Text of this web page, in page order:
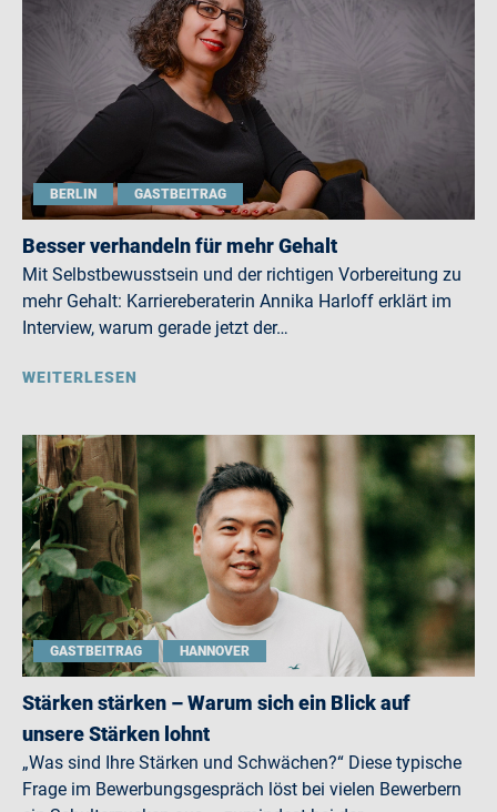
BERLIN GASTBEITRAG
Besser verhandeln für mehr Gehalt
Mit Selbstbewusstsein und der richtigen Vorbereitung zu
mehr Gehalt: Karriereberaterin Annika Harloff erklärt im
Interview, warum gerade jetzt der…
WEITERLESEN
GASTBEITRAG HANNOVER
Stärken stärken – Warum sich ein Blick auf
unsere Stärken lohnt
„Was sind Ihre Stärken und Schwächen?“ Diese typische
Frage im Bewerbungsgespräch löst bei vielen Bewerbern